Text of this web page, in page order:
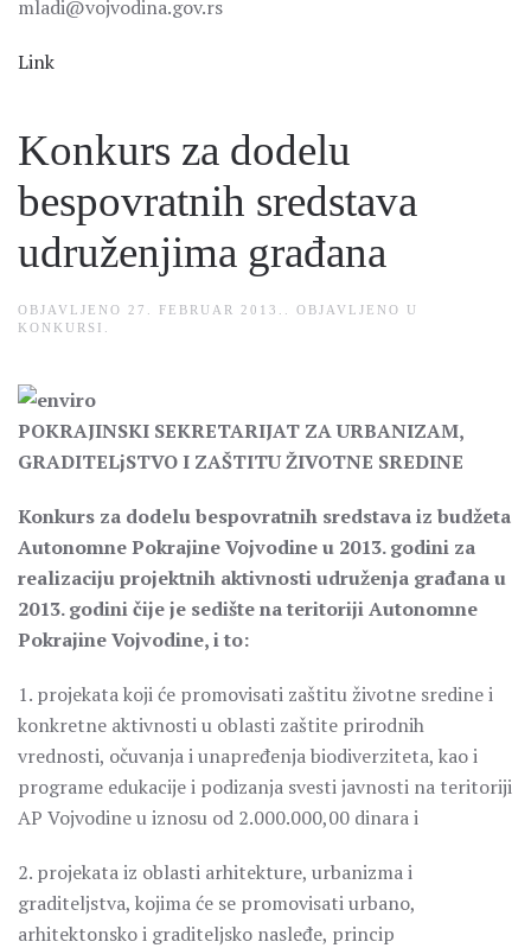
mladi@vojvodina.gov.rs
Link
Konkurs za dodelu
bespovratnih sredstava
udruženjima građana
OBJAVLJENO 27. FEBRUAR 2013.
. OBJAVLJENO U
KONKURSI
POKRAJINSKI SEKRETARIJAT ZA URBANIZAM,
GRADITELjSTVO I ZAŠTITU ŽIVOTNE SREDINE
Konkurs za dodelu bespovratnih sredstava iz budžeta
Autonomne Pokrajine Vojvodine u 2013. godini za
realizaciju projektnih aktivnosti udruženja građana u
2013. godini čije je sedište na teritoriji Autonomne
Pokrajine Vojvodine, i to:
1. projekata koji će promovisati zaštitu životne sredine i
konkretne aktivnosti u oblasti zaštite prirodnih
vrednosti, očuvanja i unapređenja biodiverziteta, kao i
programe edukacije i podizanja svesti javnosti na teritoriji
AP Vojvodine u iznosu od 2.000.000,00 dinara i
2. projekata iz oblasti arhitekture, urbanizma i
graditeljstva, kojima će se promovisati urbano,
arhitektonsko i graditeljsko nasleđe, princip